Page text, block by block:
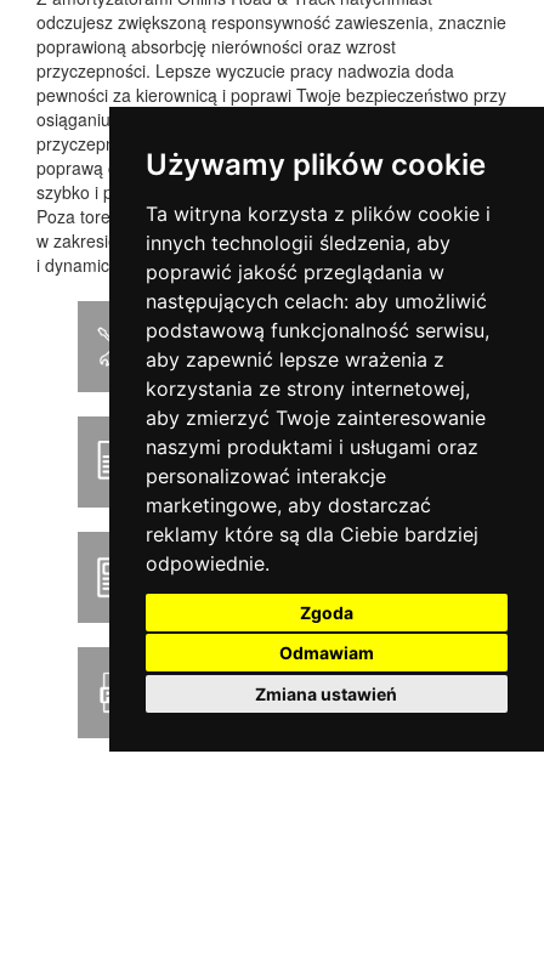
Używamy plików cookie
Ta witryna korzysta z plików cookie i
innych technologii śledzenia, aby
poprawić jakość przeglądania w
następujących celach: aby umożliwić
podstawową funkcjonalność serwisu,
aby zapewnić lepsze wrażenia z
korzystania ze strony internetowej,
aby zmierzyć Twoje zainteresowanie
naszymi produktami i usługami oraz
personalizować interakcje
marketingowe, aby dostarczać
reklamy które są dla Ciebie bardziej
odpowiednie.
Zgoda
Odmawiam
Zmiana ustawień
odczujesz zwiększoną responsywność zawieszenia, znacznie
poprawioną absorbcję nierówności oraz wzrost
przyczepności. Lepsze wyczucie pracy nadwozia doda
pewności za kierownicą i poprawi Twoje bezpieczeństwo przy
osiąganiu granic możliwości samochodu. Kontrola na granicy
przyczepności będzie bardziej intuicyjna co zaowocuje
poprawą czasów okrążeń na torze. Technologia DFV reaguje
szybko i pomaga utrzymywać linię jazdy na nierównościach.
Poza torem wyścigowym, ustaw regulator tłumienia
w zakresie drogowym i ciesz się bezpośrednim
i dynamicznym prowadzeniem bez utraty komfortu.
Instrukcja montażu
Podręcznik użytkownika
Product news
Pobierz cennik PDF